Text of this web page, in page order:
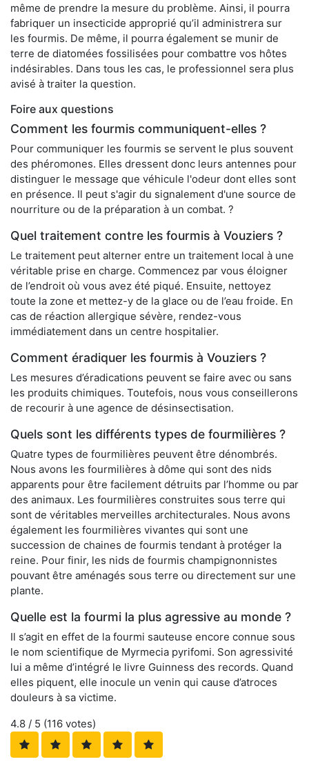
même de prendre la mesure du problème. Ainsi, il pourra
fabriquer un insecticide approprié qu’il administrera sur
les fourmis. De même, il pourra également se munir de
terre de diatomées fossilisées pour combattre vos hôtes
indésirables. Dans tous les cas, le professionnel sera plus
avisé à traiter la question.
Foire aux questions
Comment les fourmis communiquent-elles ?
Pour communiquer les fourmis se servent le plus souvent
des phéromones. Elles dressent donc leurs antennes pour
distinguer le message que véhicule l'odeur dont elles sont
en présence. Il peut s'agir du signalement d'une source de
nourriture ou de la préparation à un combat. ?
Quel traitement contre les fourmis à Vouziers ?
Le traitement peut alterner entre un traitement local à une
véritable prise en charge. Commencez par vous éloigner
de l’endroit où vous avez été piqué. Ensuite, nettoyez
toute la zone et mettez-y de la glace ou de l’eau froide. En
cas de réaction allergique sévère, rendez-vous
immédiatement dans un centre hospitalier.
Comment éradiquer les fourmis à Vouziers ?
Les mesures d’éradications peuvent se faire avec ou sans
les produits chimiques. Toutefois, nous vous conseillerons
de recourir à une agence de désinsectisation.
Quels sont les différents types de fourmilières ?
Quatre types de fourmilières peuvent être dénombrés.
Nous avons les fourmilières à dôme qui sont des nids
apparents pour être facilement détruits par l’homme ou par
des animaux. Les fourmilières construites sous terre qui
sont de véritables merveilles architecturales. Nous avons
également les fourmilières vivantes qui sont une
succession de chaines de fourmis tendant à protéger la
reine. Pour finir, les nids de fourmis champignonnistes
pouvant être aménagés sous terre ou directement sur une
plante.
Quelle est la fourmi la plus agressive au monde ?
Il s’agit en effet de la fourmi sauteuse encore connue sous
le nom scientifique de Myrmecia pyrifomi. Son agressivité
lui a même d’intégré le livre Guinness des records. Quand
elles piquent, elle inocule un venin qui cause d’atroces
douleurs à sa victime.
4.8 / 5 (116 votes)